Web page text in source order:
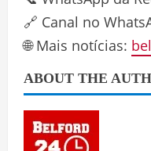
🔗 Canal no
🌐 Mais notícias:
ABOUT THE